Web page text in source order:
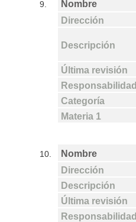
9. Nombre
Dirección
Descripción
Última revisión
Responsabilidad
Categoría
Materia 1
10. Nombre
Dirección
Descripción
Última revisión
Responsabilidad